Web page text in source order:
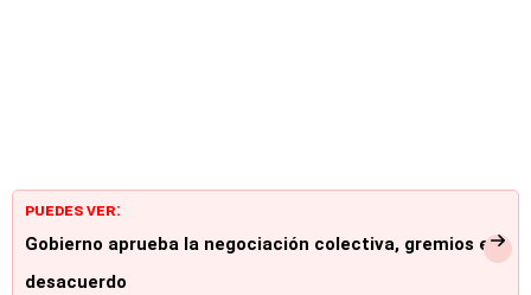
PUEDES VER:
Gobierno aprueba la negociación colectiva, gremios en
desacuerdo